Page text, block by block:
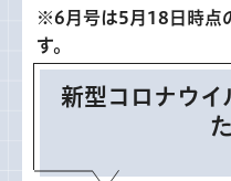
※6月号は5月18日時点
す。
新型コロナウイ